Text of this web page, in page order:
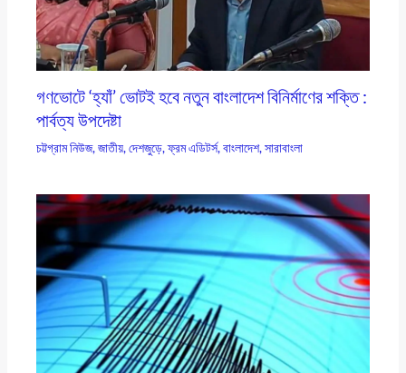
গণভোটে ‘হ্যাঁ’ ভোটই হবে নতুন বাংলাদেশ বিনির্মাণের শক্তি :
পার্বত্য উপদেষ্টা
চট্টগ্রাম নিউজ,জাতীয়,দেশজুড়ে,ফ্রম এডিটর্স,বাংলাদেশ,সারাবাংলা